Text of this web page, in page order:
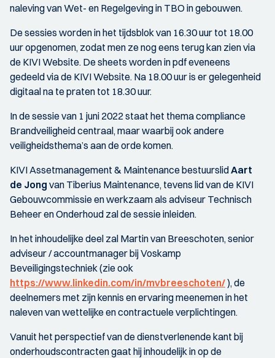
naleving van Wet- en Regelgeving in TBO in gebouwen.
De sessies worden in het tijdsblok van 16.30 uur tot 18.00
uur opgenomen, zodat men ze nog eens terug kan zien via
de KIVI Website. De sheets worden in pdf eveneens
gedeeld via de KIVI Website. Na 18.00 uur is er gelegenheid
digitaal na te praten tot 18.30 uur.
In de sessie van 1 juni 2022 staat het thema compliance
Brandveiligheid centraal, maar waarbij ook andere
veiligheidsthema’s aan de orde komen.
KIVI Assetmanagement & Maintenance bestuurslidAart
de Jong van Tiberius Maintenance, tevens lid van de KIVI
Gebouwcommissie en werkzaam als adviseur Technisch
Beheer en Onderhoud zal de sessie inleiden.
In het inhoudelijke deel zal Martin van Breeschoten, senior
adviseur / accountmanager bij Voskamp
Beveiligingstechniek (zie ook
https://www.linkedin.com/in/mvbreeschoten/), de
deelnemers met zijn kennis en ervaring meenemen in het
naleven van wettelijke en contractuele verplichtingen.
Vanuit het perspectief van de dienstverlenende kant bij
onderhoudscontracten gaat hij inhoudelijk in op de